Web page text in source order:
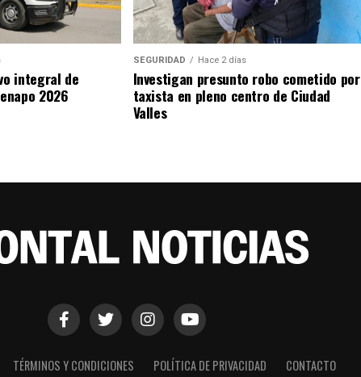
integral de
2026
SEGURIDAD Hace 2 días
Investigan presunto robo cometido por
taxista en pleno centro de Ciudad
Valles
TÉRMINOS Y CONDICIONES POLÍTICA DE PRIVACIDAD CONTACTO